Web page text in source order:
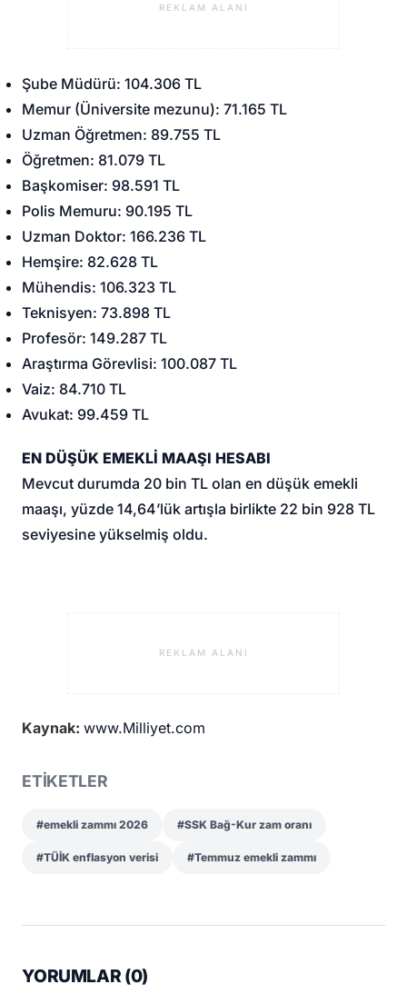
REKLAM ALANI
Şube Müdürü: 104.306 TL
Memur (Üniversite mezunu): 71.165 TL
Uzman Öğretmen: 89.755 TL
Öğretmen: 81.079 TL
Başkomiser: 98.591 TL
Polis Memuru: 90.195 TL
Uzman Doktor: 166.236 TL
Hemşire: 82.628 TL
Mühendis: 106.323 TL
Teknisyen: 73.898 TL
Profesör: 149.287 TL
Araştırma Görevlisi: 100.087 TL
Vaiz: 84.710 TL
Avukat: 99.459 TL
EN DÜŞÜK EMEKLİ MAAŞI HESABI
Mevcut durumda 20 bin TL olan en düşük emekli
maaşı, yüzde 14,64’lük artışla birlikte 22 bin 928 TL
seviyesine yükselmiş oldu.
REKLAM ALANI
Kaynak: www.Milliyet.com
ETİKETLER
#emekli zammı 2026 #SSK Bağ-Kur zam oranı
#TÜİK enflasyon verisi #Temmuz emekli zammı
YORUMLAR (0)